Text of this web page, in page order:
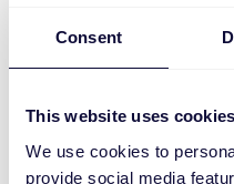
Consent
This website uses cookies
We use cookies to
provide social media
und Komfort mit
kabelgebundenen
Büro eignen. Finden
Ihren Arbeitstag!